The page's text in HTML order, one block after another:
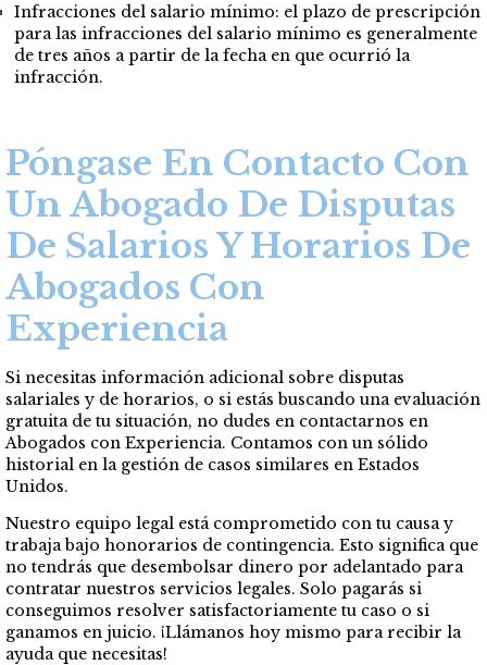
Infracciones del salario mínimo: el plazo de prescripción
para las infracciones del salario mínimo es generalmente
de tres años a partir de la fecha en que ocurrió la
infracción.
Póngase En Contacto Con
Un Abogado De Disputas
De Salarios Y Horarios De
Abogados Con
Experiencia
Si necesitas información adicional sobre disputas
salariales y de horarios, o si estás buscando una evaluación
gratuita de tu situación, no dudes en contactarnos en
Abogados con Experiencia. Contamos con un sólido
historial en la gestión de casos similares en Estados
Unidos.
Nuestro equipo legal está comprometido con tu causa y
trabaja bajo honorarios de contingencia. Esto significa que
no tendrás que desembolsar dinero por adelantado para
contratar nuestros servicios legales. Solo pagarás si
conseguimos resolver satisfactoriamente tu caso o si
ganamos en juicio. ¡Llámanos hoy mismo para recibir la
ayuda que necesitas!